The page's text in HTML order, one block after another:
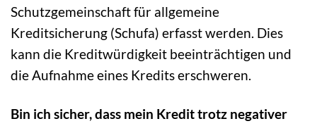
Schutzgemeinschaft für allgemeine
Kreditsicherung (Schufa) erfasst werden. Dies
kann die Kreditwürdigkeit beeinträchtigen und
die Aufnahme eines Kredits erschweren.
Bin ich sicher, dass mein Kredit trotz negativer